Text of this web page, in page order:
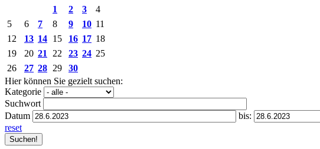
1 2 3
4
5
6 7 8 9 10 11
12
13 14 15 16 17 18
19
20 21 22 23 24 25
26
27 28 29
30
Hier können Sie gezielt suchen:
Kategorie
Suchwort
Datum
bis:
reset